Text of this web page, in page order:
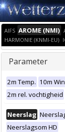
AIFS AROME (NMI)
HARMONIE (KNMI-EU)
Parameter
2m Temp. 10m
2m rel. vochtigheid
Neerslag
Neerslagsom HD